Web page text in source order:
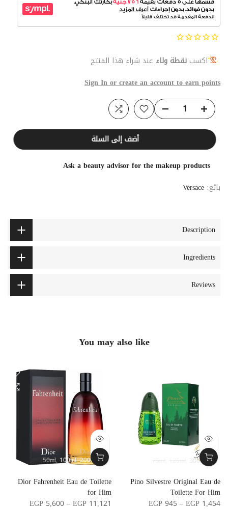
اكسب نقطة ولاء عند شراء هذا المنتج
Sign In or create an account to earn points
أضف إلى السلة
Ask a beauty advisor for the makeup products
بائع: Versace
Description
Ingredients
Reviews
You may also like
50ml 100ml 200ml
Dior Fahrenheit Eau de Toilette
for Him
EGP 5,600 – EGP 11,121
75ml 125ml 300ml
Pino Silvestre Original Eau de
Toilette For Him
EGP 945 – EGP 1,454